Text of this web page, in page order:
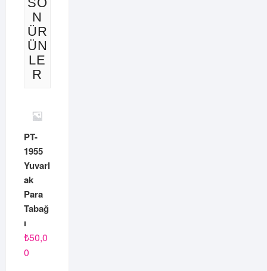
N
ÜR
ÜN
LE
R
PT-
1955
Yuvarl
ak
Para
Tabağ
ı
₺50,0
0